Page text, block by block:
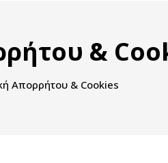
&
Απορρήτου & Cookies